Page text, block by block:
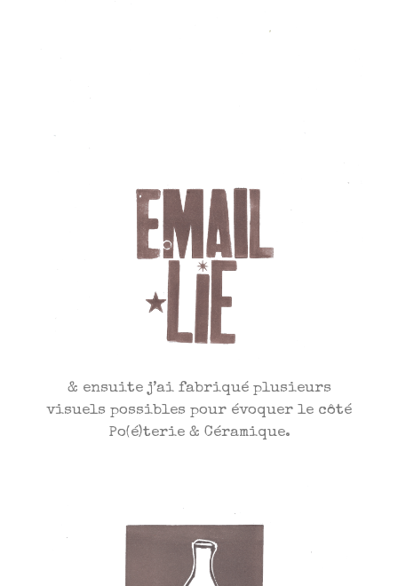
& ensuite j’ai fabriqué plusieurs
visuels possibles pour évoquer le côté
Po(é)terie & Céramique.